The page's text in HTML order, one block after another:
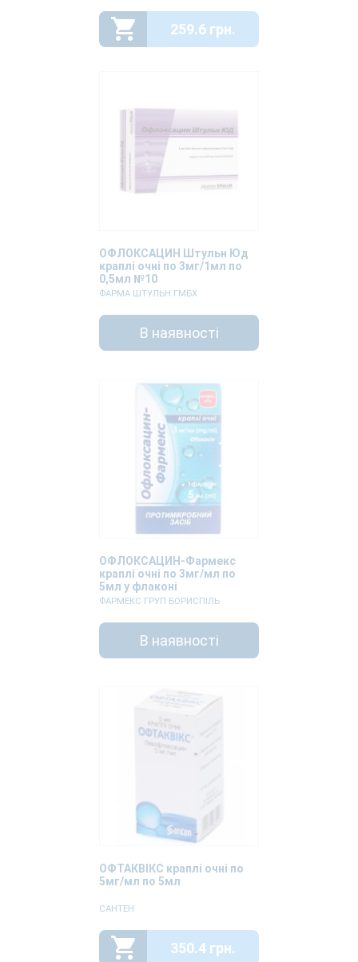
259.6 грн.
ОФЛОКСАЦИН Штульн Юд
краплі очні по 3мг/1мл по
0,5мл №10
ФАРМА ШТУЛЬН ГМБХ
В наявності
ОФЛОКСАЦИН-Фармекс
краплі очні по 3мг/мл по
5мл у флаконі
ФАРМЕКС ГРУП БОРИСПІЛЬ
В наявності
ОФТАКВІКС краплі очні по
5мг/мл по 5мл
САНТЕН
350.4 грн.